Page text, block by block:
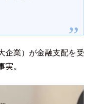
企業）が金融支配を受
実。